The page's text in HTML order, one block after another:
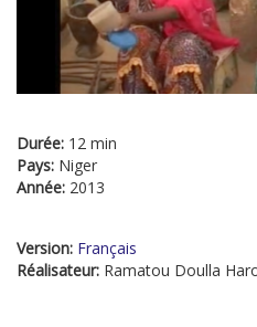
Durée: 12 min
Pays: Niger
Année: 2013
Version: Français
Réalisateur: Ramatou Doulla